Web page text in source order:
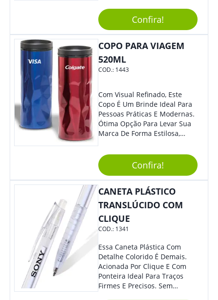
Tradicional, Sem Dúvidas É O
Brinde Certo Para Todos Os
Públicos. Personalize-O Com
Sua Marca. Seus Clientes E
Irão Adorar.
Confira!
COPO PARA VIAGEM
520ML
COD.: 1443
Com Visual Refinado, Este
Copo É Um Brinde Ideal Para
Pessoas Práticas E Modernas.
Ótima Opção Para Levar Sua
Marca De Forma Estilosa,
Empresa Em Eventos,
Reuniões Corporativas Ou Até
Mesmo Para Presentear
Colaboradores.
Confira!
CANETA PLÁSTICO
TRANSLÚCIDO COM
CLIQUE
COD.: 1341
Essa Caneta Plástica Com
Detalhe Colorido É Demais.
Acionada Por Clique E Com
Ponteira Ideal Para Traços
Firmes E Precisos. Sem